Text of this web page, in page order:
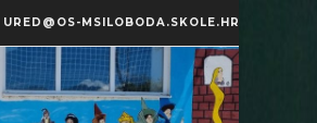
URED@OS-MSILOBODA.SKOLE.HR